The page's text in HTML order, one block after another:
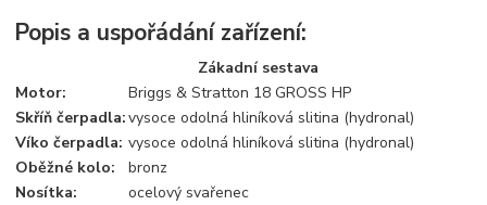
Popis a uspořádání zařízení:
Zákadní sestava
Motor:
Briggs & Stratton 18 GROSS HP
Skříň čerpadla:vysoce odolná hliníková slitina (hydronal)
Víko čerpadla: vysoce odolná hliníková slitina (hydronal)
Oběžné kolo:
bronz
Nosítka:
ocelový svařenec